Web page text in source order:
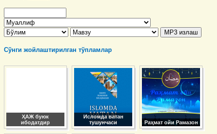
Сўнги жойлаштирилган тўпламлар
ҲАЖ буюк
ибодатдир
Исломда ватан
тушунчаси
Раҳмат ойи Рамазон